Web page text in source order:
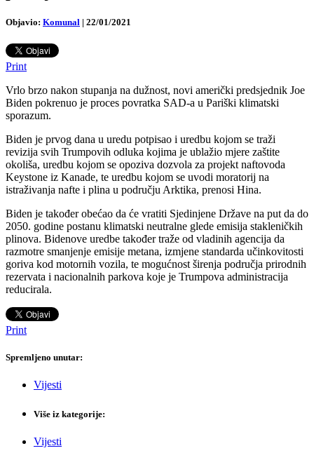
Objavio: Komunal | 22/01/2021
Print
Vrlo brzo nakon stupanja na dužnost, novi američki predsjednik Joe
Biden pokrenuo je proces povratka SAD-a u Pariški klimatski
sporazum.
Biden je prvog dana u uredu potpisao i uredbu kojom se traži
revizija svih Trumpovih odluka kojima je ublažio mjere zaštite
okoliša, uredbu kojom se opoziva dozvola za projekt naftovoda
Keystone iz Kanade, te uredbu kojom se uvodi moratorij na
istraživanja nafte i plina u području Arktika, prenosi Hina.
Biden je također obećao da će vratiti Sjedinjene Države na put da do
2050. godine postanu klimatski neutralne glede emisija stakleničkih
plinova. Bidenove uredbe također traže od vladinih agencija da
razmotre smanjenje emisije metana, izmjene standarda učinkovitosti
goriva kod motornih vozila, te mogućnost širenja područja prirodnih
rezervata i nacionalnih parkova koje je Trumpova administracija
reducirala.
Print
Spremljeno unutar:
Vijesti
Više iz kategorije:
Vijesti